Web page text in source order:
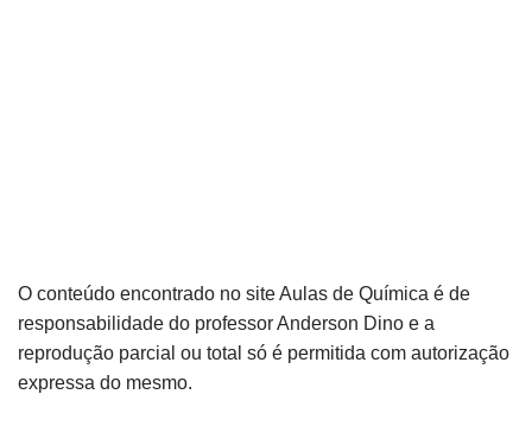
O conteúdo encontrado no site Aulas de Química é de
responsabilidade do professor Anderson Dino e a
reprodução parcial ou total só é permitida com autorização
expressa do mesmo.